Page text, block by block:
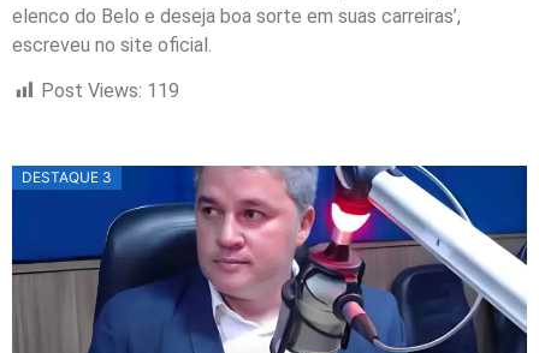
elenco do Belo e deseja boa sorte em suas carreiras’,
escreveu no site oficial.
Post Views: 119
DESTAQUE 3